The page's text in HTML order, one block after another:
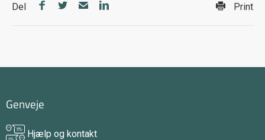
Del Print
Genveje
Hjælp og kontakt